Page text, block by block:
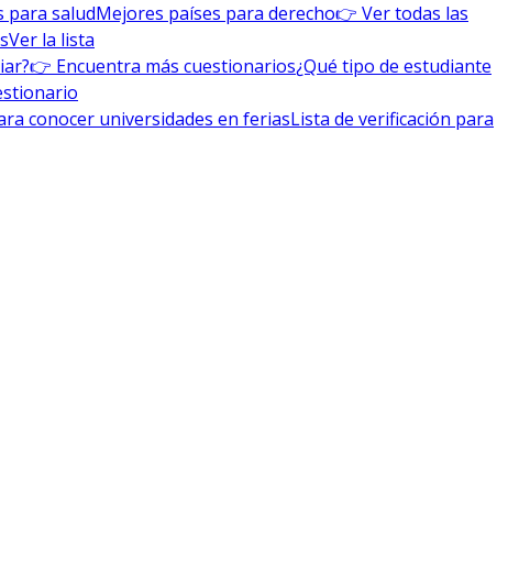
para saludMejores países para derecho👉 Ver todas las
Ver la lista
👉 Encuentra más cuestionarios¿Qué tipo de estudiante
conocer universidades en feriasLista de verificación para